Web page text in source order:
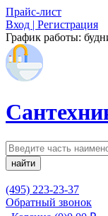
Прайс-лист
Вход | Регистрация
График работы:
найти
(495) 223-23-37
Обратный звонок